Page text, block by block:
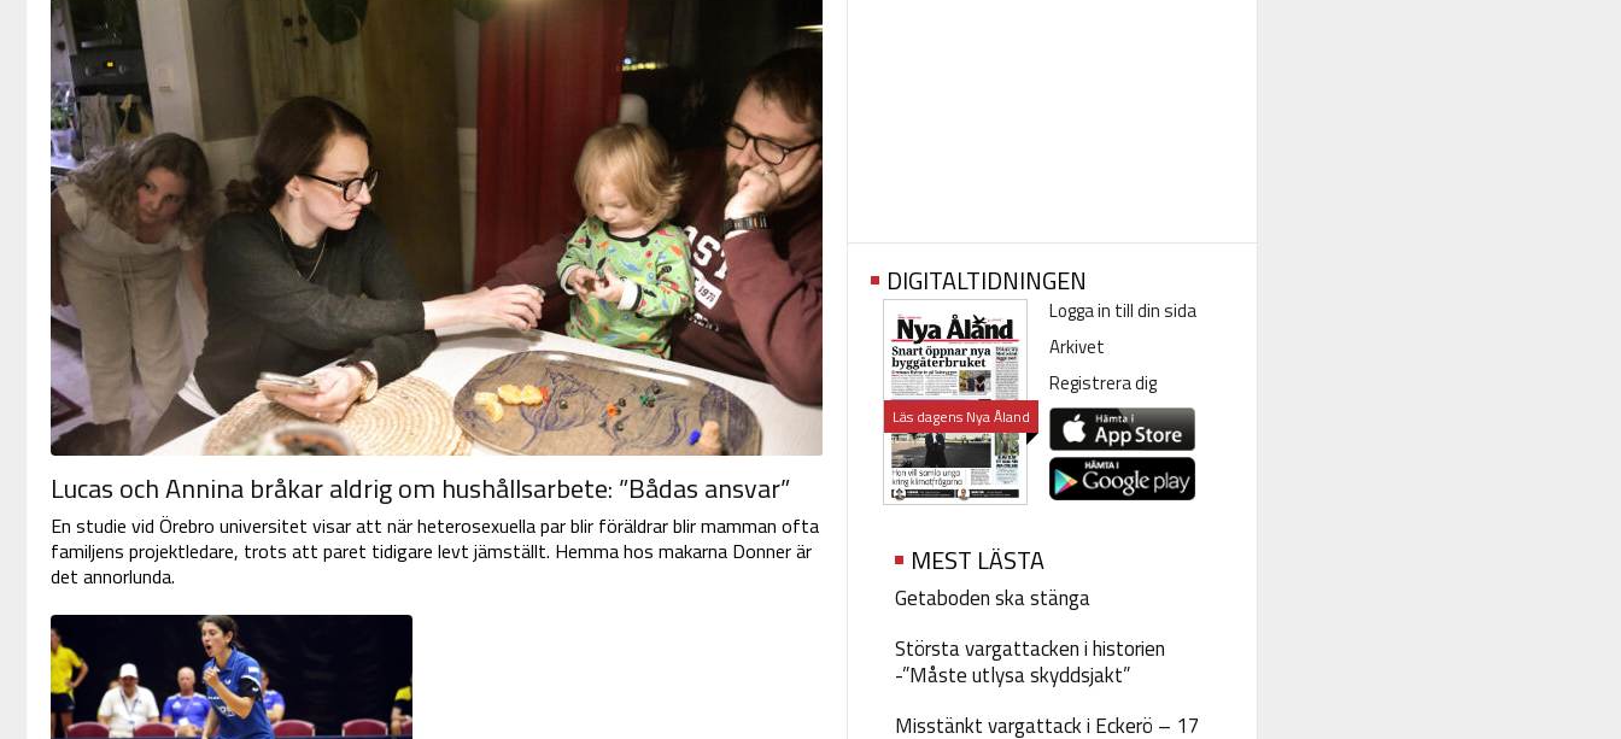
Lucas och Annina bråkar aldrig om hushållsarbete: ”Bådas ansvar”
En studie vid Örebro universitet visar att när heterosexuella par blir föräldrar blir mamman ofta
familjens projektledare, trots att paret tidigare levt jämställt. Hemma hos makarna Donner är
det annorlunda.
DIGITALTIDNINGEN
Läs dagens Nya Åland
Logga in till din sida
Arkivet
Registrera dig
MEST LÄSTA
Getaboden ska stänga
Största vargattacken i historien
-”Måste utlysa skyddsjakt”
Misstänkt vargattack i Eckerö – 17